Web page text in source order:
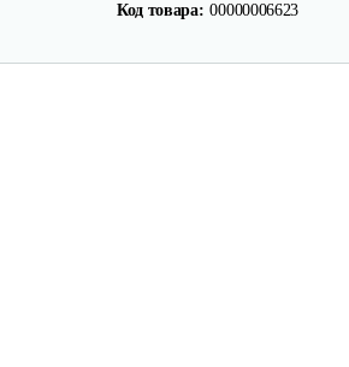
Код товара: 00000006623